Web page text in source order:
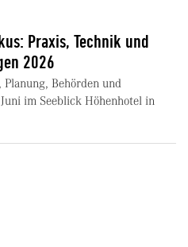
Praxis, Technik und
2026
Behörden und
im Seeblick Höhenhotel in